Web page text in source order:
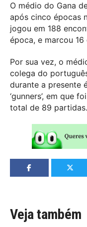
O médio do Gana
após cinco épocas
jogou em 188
época, e marcou 16
Por sua vez, o
colega do
durante a presente
‘gunners’, em que
total de 89 partidas.
Veja também